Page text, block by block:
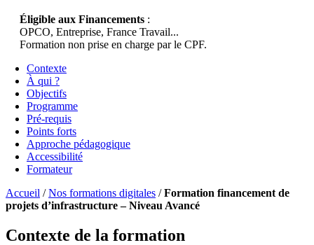
Éligible aux Financements :
OPCO, Entreprise, France Travail...
Formation non prise en charge par le CPF.
Contexte
À qui ?
Objectifs
Programme
Pré-requis
Points forts
Approche pédagogique
Accessibilité
Formateur
Accueil /Nos formations digitales /Formation financement de
projets d’infrastructure – Niveau Avancé
Contexte de la formation